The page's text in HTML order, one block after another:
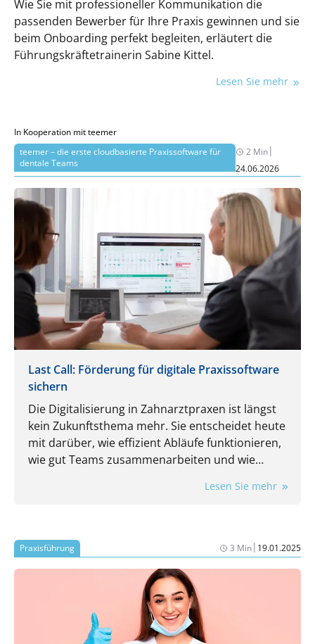
Wie Sie mit professioneller Kommunikation die
passenden Bewerber für Ihre Praxis gewinnen und sie
beim Onboarding perfekt begleiten, erläutert die
Führungskräftetrainerin Sabine Kittel.
Lesen Sie mehr
In Kooperation mit teemer
teemer – die erste cloudbasierte Praxissoftware für
dentale Teams
2 Min|
24.06.2026
Last Call: Förderung für digitale Praxissoftware
sichern
Die Digitalisierung in Zahnarztpraxen ist längst
kein Zukunftsthema mehr. Sie entscheidet heute
mit darüber, wie effizient Abläufe funktionieren,
wie gut Teams zusammenarbeiten und wie
Lesen Sie mehr
Praxisführung 3 Min| 19.01.2025